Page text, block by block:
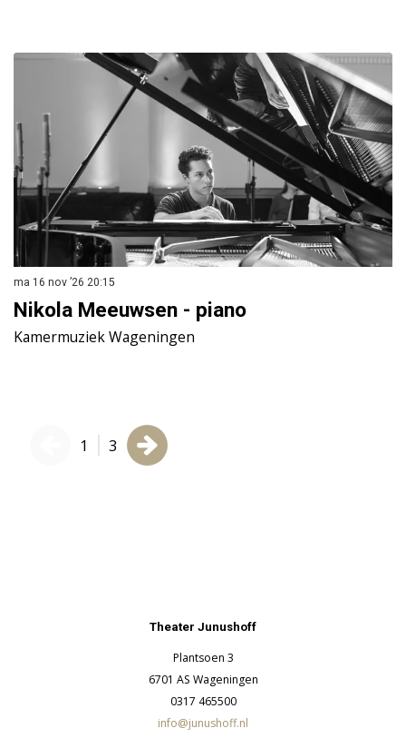
Nikola Meeuwsen - piano
Kamermuziek Wageningen
ma 16 nov ’26 20:15
1 3
Theater Junushoff
Plantsoen 3
6701 AS Wageningen
0317 465500
info@junushoff.nl